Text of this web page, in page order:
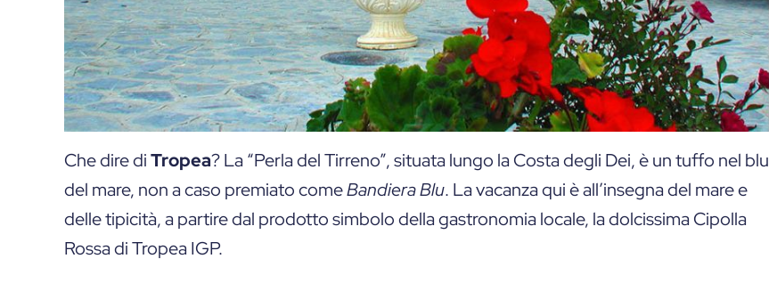
Che dire diTropea? La “Perla del Tirreno”, situata lungo la Costa degli Dei, è un tuffo nel blu
del mare, non a caso premiato comeBandiera Blu. La vacanza qui è all’insegna del mare e
delle tipicità, a partire dal prodotto simbolo della gastronomia locale, la dolcissima Cipolla
Rossa di Tropea IGP.